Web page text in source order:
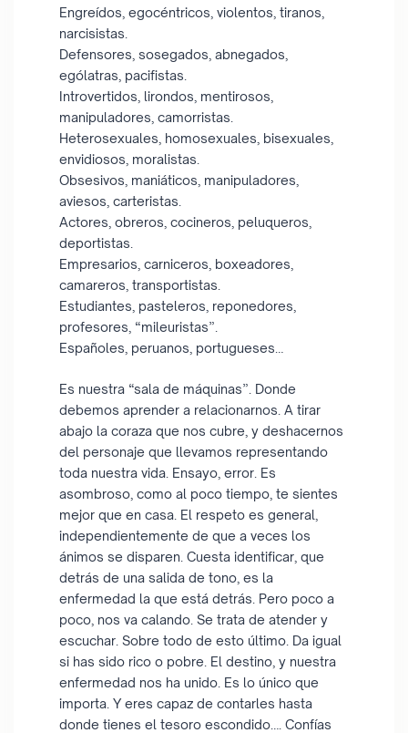
Engreídos, egocéntricos, violentos, tiranos,
narcisistas.
Defensores, sosegados, abnegados,
ególatras, pacifistas.
Introvertidos, lirondos, mentirosos,
manipuladores, camorristas.
Heterosexuales, homosexuales, bisexuales,
envidiosos, moralistas.
Obsesivos, maniáticos, manipuladores,
aviesos, carteristas.
Actores, obreros, cocineros, peluqueros,
deportistas.
Empresarios, carniceros, boxeadores,
camareros, transportistas.
Estudiantes, pasteleros, reponedores,
profesores, “mileuristas”.
Españoles, peruanos, portugueses…
Es nuestra “sala de máquinas”. Donde
debemos aprender a relacionarnos. A tirar
abajo la coraza que nos cubre, y deshacernos
del personaje que llevamos representando
toda nuestra vida. Ensayo, error. Es
asombroso, como al poco tiempo, te sientes
mejor que en casa. El respeto es general,
independientemente de que a veces los
ánimos se disparen. Cuesta identificar, que
detrás de una salida de tono, es la
enfermedad la que está detrás. Pero poco a
poco, nos va calando. Se trata de atender y
escuchar. Sobre todo de esto último. Da igual
si has sido rico o pobre. El destino, y nuestra
enfermedad nos ha unido. Es lo único que
importa. Y eres capaz de contarles hasta
donde tienes el tesoro escondido…. Confías